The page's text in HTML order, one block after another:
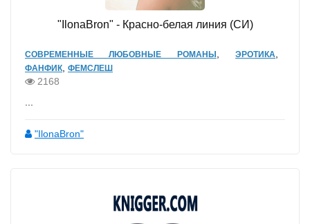
"IlonaBron" - Красно-белая линия (СИ)
СОВРЕМЕННЫЕ ЛЮБОВНЫЕ РОМАНЫ ,ЭРОТИКА
ФАНФИК ФЕМСЛЕШ
2168
"IlonaBron"